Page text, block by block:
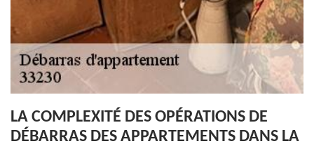
LA COMPLEXITÉ DES OPÉRATIONS DE
DÉBARRAS DES APPARTEMENTS DANS LA